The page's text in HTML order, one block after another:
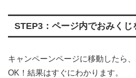
STEP3：ページ内でおみくじ
キャンペーンページに移動したら
OK！結果はすぐにわかります。